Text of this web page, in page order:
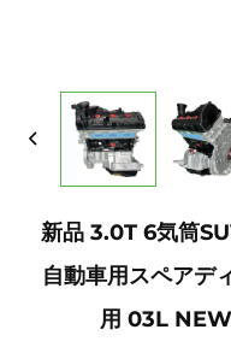
新品 3.0T 6気筒
自動車用スペアデ
用 03L